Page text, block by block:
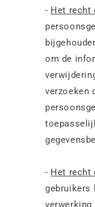
- Het recht
om de
verzoeken
- Het recht
gebruikers
verwerking